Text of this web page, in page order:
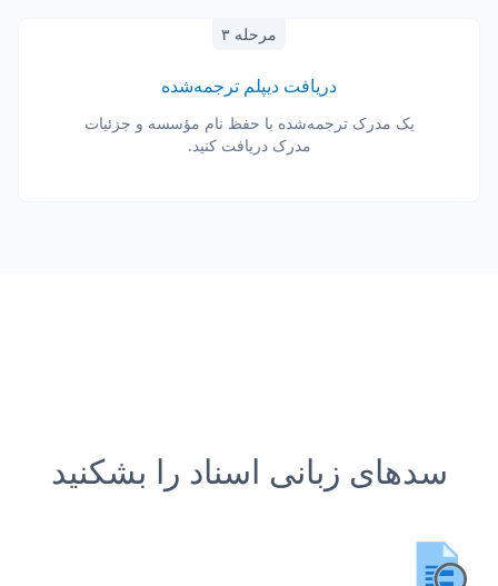
مرحله ۳
دریافت دیپلم ترجمه‌شده
یک مدرک ترجمه‌شده با حفظ نام مؤسسه و جزئیات
مدرک دریافت کنید.
سدهای زبانی اسناد را بشکنید